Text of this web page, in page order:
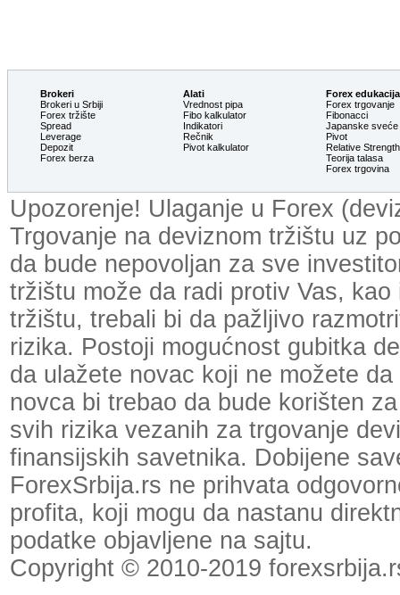
Brokeri
Brokeri u Srbiji
Forex tržište
Spread
Leverage
Depozit
Forex berza
Alati
Vrednost pipa
Fibo kalkulator
Indikatori
Rečnik
Pivot kalkulator
Forex edukacija
Forex trgovanje
Fibonacci
Japanske sveće
Pivot
Relative
Teorija talasa
Forex trgovina
Upozorenje! Ulaganje u Forex
Trgovanje na deviznom tržištu uz
da bude nepovoljan za sve
tržištu može da radi protiv Vas,
tržištu, trebali bi da pažljivo
rizika. Postoji mogućnost gubitka
da ulažete novac koji ne možete
novca bi trebao da bude korišten
svih rizika vezanih za trgovanje
finansijskih savetnika. Dobijene
ForexSrbija.rs ne prihvata
profita, koji mogu da nastanu
podatke objavljene na sajtu.
Copyright © 2010-2019